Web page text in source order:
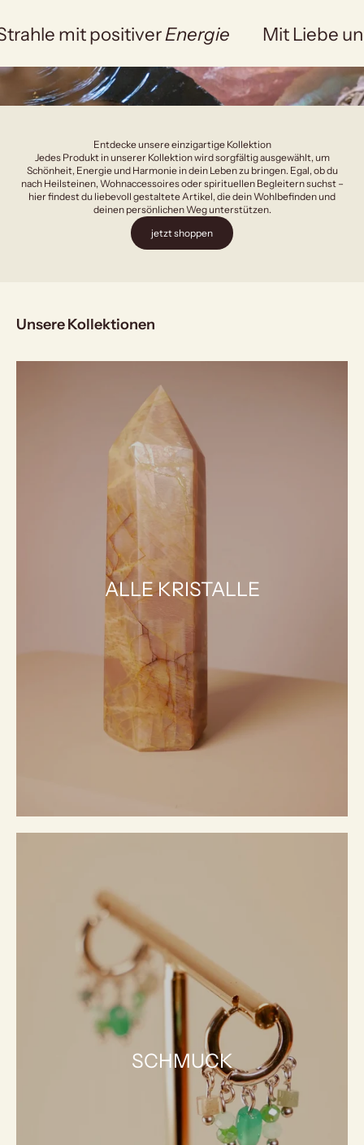
mit positiverEnergie Mit Liebe
Entdecke unsere einzigartige Kollektion
Jedes Produkt in unserer Kollektion wird sorgfältig ausgewählt, um
Schönheit, Energie und Harmonie in dein Leben zu bringen. Egal, ob du
nach Heilsteinen, Wohnaccessoires oder spirituellen Begleitern suchst –
hier findest du liebevoll gestaltete Artikel, die dein Wohlbefinden und
deinen persönlichen Weg unterstützen.
jetzt shoppen
Unsere Kollektionen
ALLE KRISTALLE
SCHMUCK